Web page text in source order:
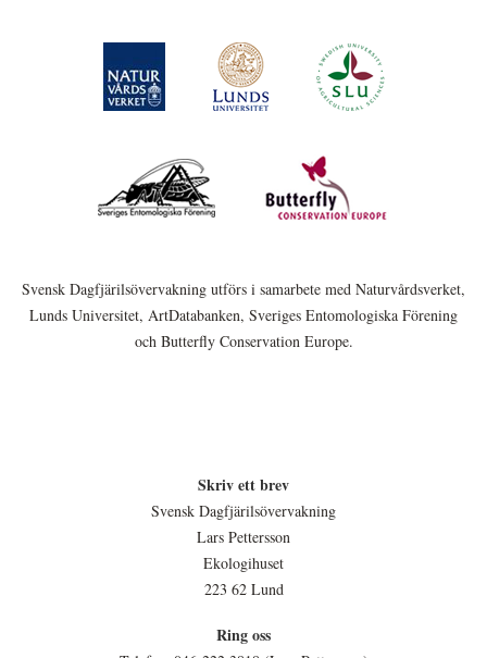
Svensk Dagfjärilsövervakning utförs i samarbete med Naturvårdsverket,
Lunds Universitet, ArtDatabanken, Sveriges Entomologiska Förening
och Butterfly Conservation Europe.
Skriv ett brev
Svensk Dagfjärilsövervakning
Lars Pettersson
Ekologihuset
223 62 Lund
Ring oss